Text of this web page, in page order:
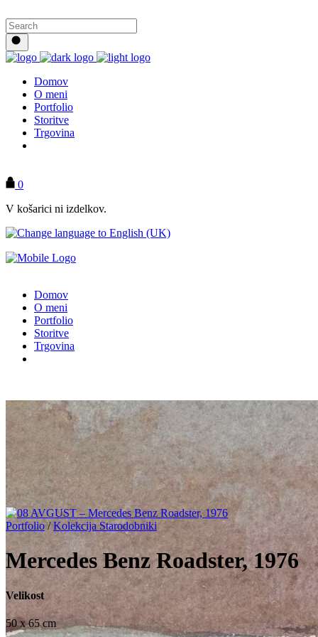
Domov
O meni
Portfolio
Storitve
Trgovina
0
V košarici ni izdelkov.
Domov
O meni
Portfolio
Storitve
Trgovina
Portfolio/Kolekcija Starodobniki
Mercedes Benz Roadster, 1976
Velikost
50 x 65 cm